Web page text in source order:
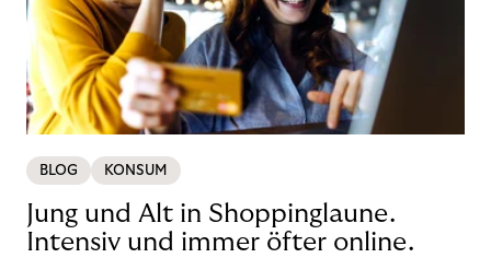
BLOG KONSUM
Jung und Alt in Shoppinglaune.
Intensiv und immer öfter online.